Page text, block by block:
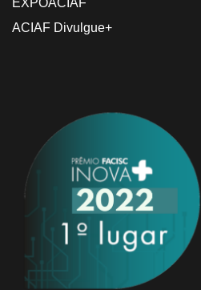
EXPOACIAF
ACIAF Divulgue+